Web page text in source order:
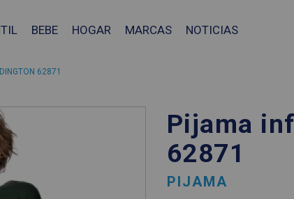
BEBE HOGAR MARCAS NOTICIAS
62871
Pijama
62871
PIJAMA